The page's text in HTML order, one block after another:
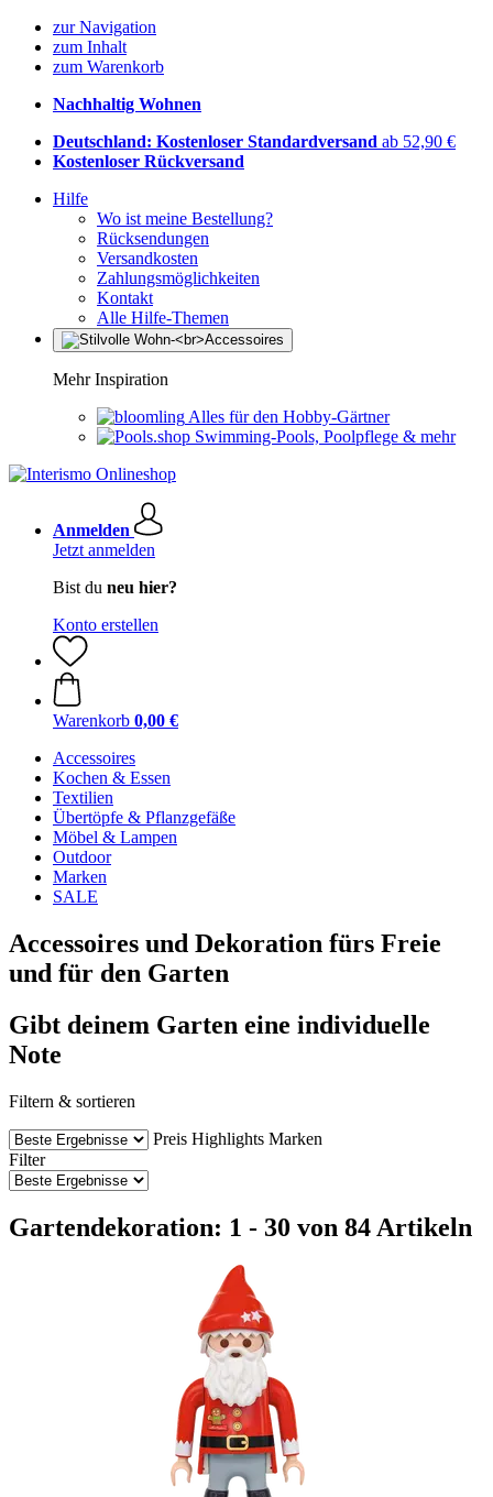
zur Navigation
zum Inhalt
zum Warenkorb
Nachhaltig Wohnen
Deutschland: Kostenloser Standardversand ab 52,90 €
Kostenloser Rückversand
Hilfe
Wo ist meine Bestellung?
Rücksendungen
Versandkosten
Zahlungsmöglichkeiten
Kontakt
Alle Hilfe-Themen
Mehr Inspiration
Alles für den Hobby-Gärtner
Swimming-Pools, Poolpflege & mehr
Anmelden
Jetzt anmelden
Bist du neu hier?
Konto erstellen
Warenkorb 0,00 €
Accessoires
Kochen & Essen
Textilien
Übertöpfe & Pflanzgefäße
Möbel & Lampen
Outdoor
Marken
SALE
Accessoires und Dekoration fürs Freie
und für den Garten
Gibt deinem Garten eine individuelle
Note
Filtern & sortieren
Preis Highlights Marken
Filter
Gartendekoration: 1 - 30 von 84 Artikeln